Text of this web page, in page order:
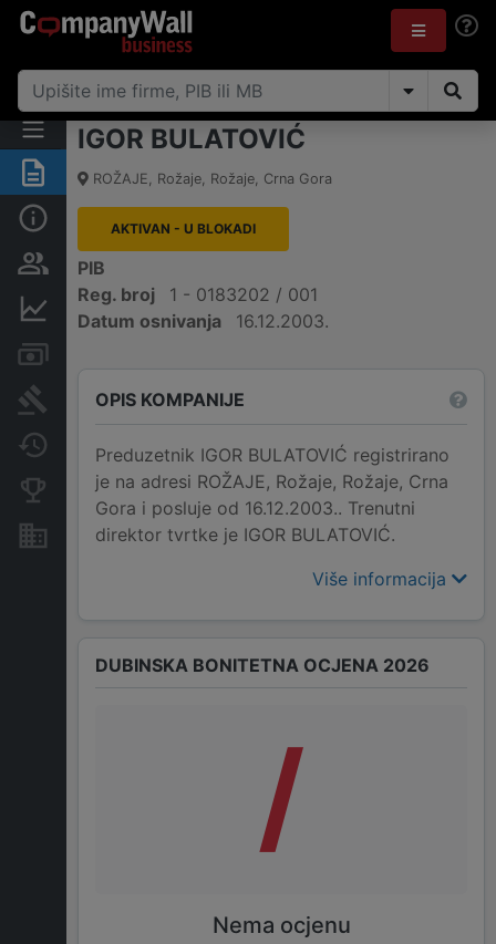
Sažetak
Osobe i vlasništvo
Finansijski podaci
Arhiva sudskih objava
Promjene
Konkurentne kompanije
Nekretnine i imovina
IGOR BULATOVIĆ
ROŽAJE, Rožaje, Rožaje, Crna Gora
AKTIVAN - U BLOKADI
PIB
Reg. broj
1 - 0183202 / 001
Datum osnivanja
16.12.2003.
OPIS KOMPANIJE
Preduzetnik IGOR BULATOVIĆ registrirano
je na adresi ROŽAJE, Rožaje, Rožaje, Crna
Gora i posluje od 16.12.2003.. Trenutni
direktor tvrtke je IGOR BULATOVIĆ.
Više informacija
DUBINSKA BONITETNA OCJENA 2026
/
Nema ocjenu